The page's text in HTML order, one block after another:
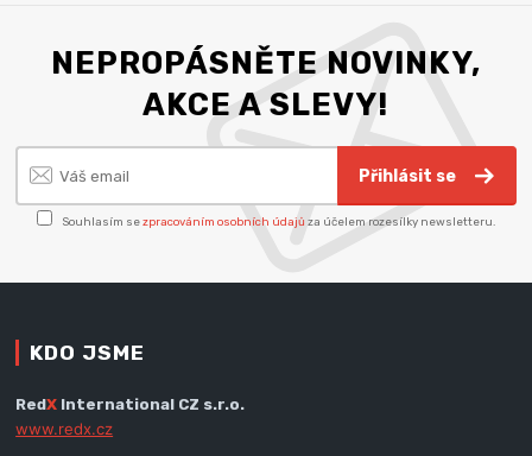
NEPROPÁSNĚTE NOVINKY,
AKCE A SLEVY!
Přihlásit se
Souhlasím sezpracováním osobních údajů za účelem rozesílky newsletteru.
KDO JSME
RedX International CZ s.r.o.
www.redx.cz